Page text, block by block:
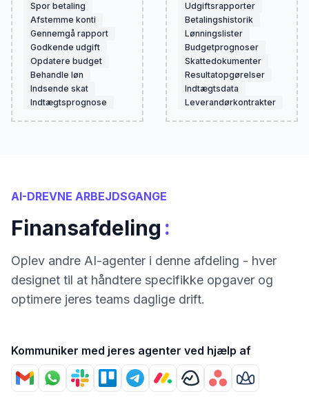
Spor betaling
Afstemme konti
Gennemgå rapport
Godkende udgift
Opdatere budget
Behandle løn
Indsende skat
Indtægtsprognose
Udgiftsrapporter
Betalingshistorik
Lønningslister
Budgetprognoser
Skattedokumenter
Resultatopgørelser
Indtægtsdata
Leverandørkontrakter
AI-DREVNE ARBEJDSGANGE
Finansafdeling :
Oplev andre AI-agenter i denne afdeling - hver
designet til at håndtere specifikke opgaver og
optimere jeres teams daglige drift.
Kommuniker med jeres agenter ved hjælp af